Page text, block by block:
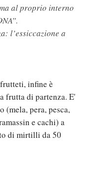
al proprio interno
l’essiccazione a
infine è
frutta di partenza. E'
pera, pesca,
e cachi) a
di mirtilli da 50